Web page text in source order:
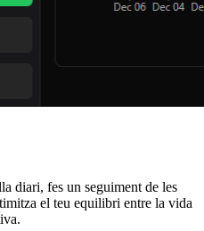
diari, fes un seguiment de les
el teu equilibri entre la vida